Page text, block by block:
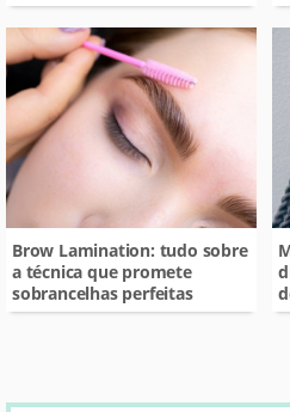
Brow Lamination: tudo sobre
a técnica que promete
sobrancelhas perfeitas